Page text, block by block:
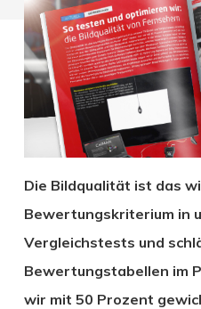
Die Bildqualität ist das
Bewertungskriterium in
Vergleichstests und
Bewertungstabellen im
wir mit 50 Prozent